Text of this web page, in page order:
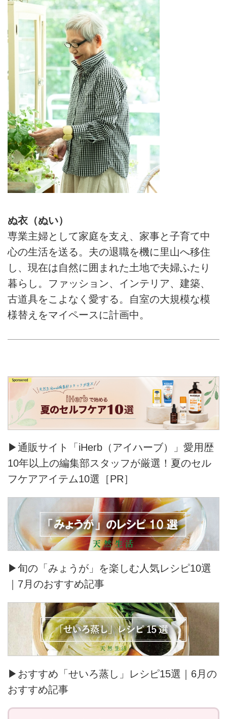
ぬ衣（ぬい）
専業主婦として家庭を支え、家事と子育て中
心の生活を送る。夫の退職を機に里山へ移住
し、現在は自然に囲まれた土地で夫婦ふたり
暮らし。ファッション、インテリア、建築、
古道具をこよなく愛する。自室の大規模な模
様替えをマイペースに計画中。
▶通販サイト「iHerb（アイハーブ）」愛用歴
10年以上の編集部スタッフが厳選！夏のセル
フケアアイテム10選［PR］
▶旬の「みょうが」を楽しむ人気レシピ10選
｜7月のおすすめ記事
▶おすすめ「せいろ蒸し」レシピ15選｜6月の
おすすめ記事